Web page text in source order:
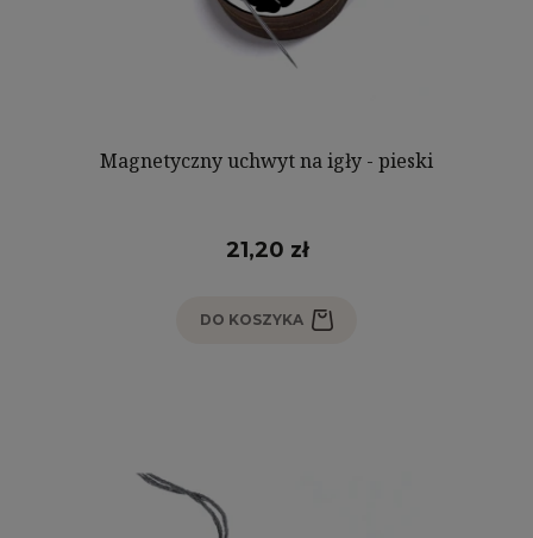
Magnetyczny uchwyt na igły - pieski
21,20 zł
DO KOSZYKA